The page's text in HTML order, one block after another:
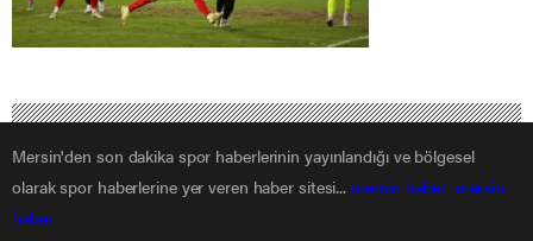
Mersin'den son dakika spor haberlerinin yayınlandığı ve bölgesel
olarak spor haberlerine yer veren haber sitesi... mersin haber mersin
haber